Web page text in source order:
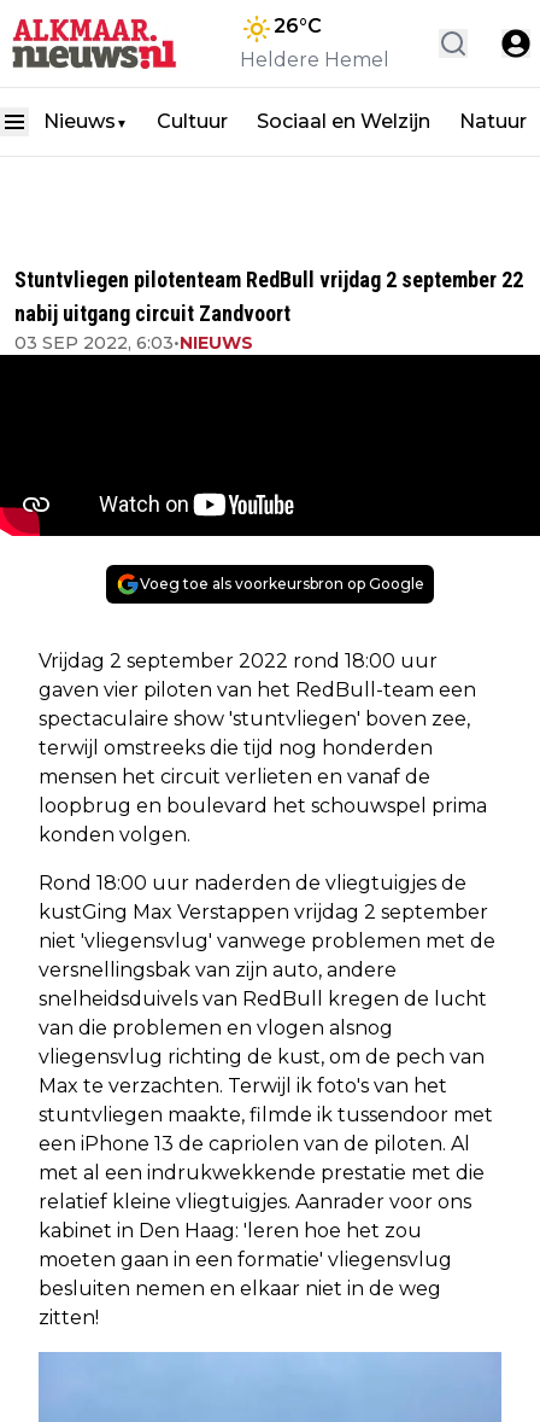
26°C
Heldere Hemel
Nieuws ▼ Cultuur Sociaal en Welzijn Natuur
Stuntvliegen pilotenteam RedBull vrijdag 2 september 22
nabij uitgang circuit Zandvoort
03 SEP 2022, 6:03•NIEUWS
Voeg toe als voorkeursbron op Google
Vrijdag 2 september 2022 rond 18:00 uur
gaven vier piloten van het RedBull-team een
spectaculaire show 'stuntvliegen' boven zee,
terwijl omstreeks die tijd nog honderden
mensen het circuit verlieten en vanaf de
loopbrug en boulevard het schouwspel prima
konden volgen.
Rond 18:00 uur naderden de vliegtuigjes de
kustGing Max Verstappen vrijdag 2 september
niet 'vliegensvlug' vanwege problemen met de
versnellingsbak van zijn auto, andere
snelheidsduivels van RedBull kregen de lucht
van die problemen en vlogen alsnog
vliegensvlug richting de kust, om de pech van
Max te verzachten. Terwijl ik foto's van het
stuntvliegen maakte, filmde ik tussendoor met
een iPhone 13 de capriolen van de piloten. Al
met al een indrukwekkende prestatie met die
relatief kleine vliegtuigjes. Aanrader voor ons
kabinet in Den Haag: 'leren hoe het zou
moeten gaan in een formatie' vliegensvlug
besluiten nemen en elkaar niet in de weg
zitten!